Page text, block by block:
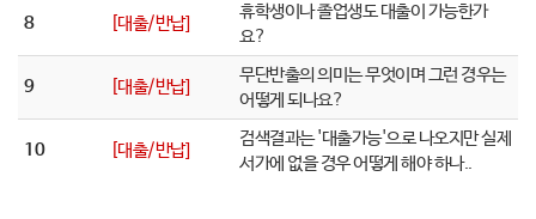
8 [대출/반납]
휴학생이나 졸업생도 대출이 가능한가
요?
9 [대출/반납]
무단반출의 의미는 무엇이며 그런 경우는
어떻게 되나요?
10 [대출/반납]
검색결과는 '대출가능'으로 나오지만 실제
서가에 없을 경우 어떻게 해야 하나..